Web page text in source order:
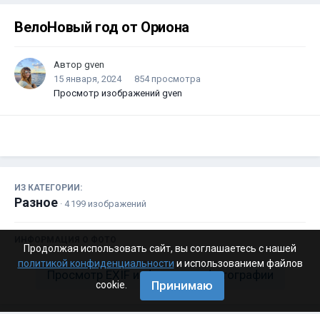
ВелоНовый год от Ориона
Автор gven
15 января, 2024
854 просмотра
Просмотр изображений gven
ИЗ КАТЕГОРИИ:
Разное · 4 199 изображений
Просмотр EXIF информации фотографии
Продолжая использовать сайт, вы соглашаетесь с нашей
политикой конфиденциальности и использованием файлов
cookie.
Принимаю